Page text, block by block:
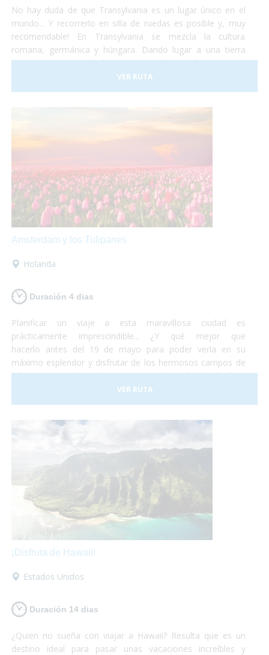
No hay duda de que Transylvania es un lugar único en el
mundo... Y recorrerlo en silla de ruedas es posible y, muy
recomendable! En Transylvania se mezcla la cultura
romana, germánica y húngara. Dando lugar a una tierra
compuesta por ciudades muy variadas, tradiciones muy
diferentes, artes y estilos de vida muy diversos. No lo dudes
más y haz las maletas para ir a conocer Rumania... ¡Te
VER RUTA
Amsterdam y los Tulipanes
Holanda
Duración 4 dias
Planificar un viaje a esta maravillosa ciudad es
prácticamente imprescindible... ¿Y qué mejor que
hacerlo antes del 19 de mayo para poder verla en su
máximo esplendor y disfrutar de los hermosos campos de
tulipanes que la rodean? Viajar a la ciudad holandesa
de Ámsterdam es posible para todo el mundo. Se trata de
una ciudad totalmente adaptada para personas con
dudes más y, ¡Planifica tu viaje a Ámsterdam!¡Antes de que
VER RUTA
¡Disfruta de Hawaii!
Estados Unidos
Duración 14 dias
¿Quien no sueña con viajar a Hawaii? Resulta que es un
destino ideal para pasar unas vacaciones increíbles y